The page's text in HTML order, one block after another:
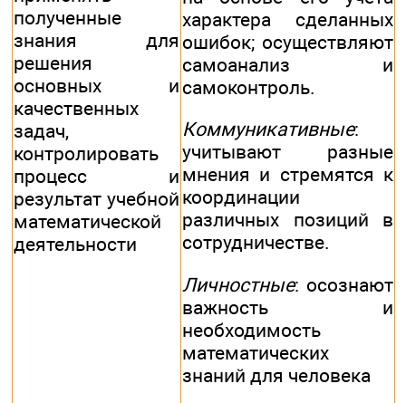
полученные
знания для
решения
основных и
качественных
задач,
контролировать
процесс и
результат учебной
математической
деятельности
характера сделанных
ошибок; осуществляют
самоанализ и
самоконтроль.
Коммуникативные:
учитывают разные
мнения и стремятся к
координации
различных позиций в
сотрудничестве.
Личностные: осознают
важность и
необходимость
математических
знаний для человека